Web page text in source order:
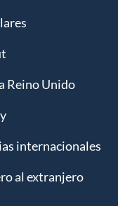
Reino Unido
internacionales
al extranjero